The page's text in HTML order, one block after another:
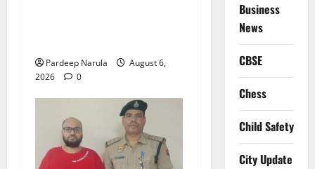
Pardeep Narula
August 6,
2026
0
Business
News
CBSE
Chess
Child Safety
City Update